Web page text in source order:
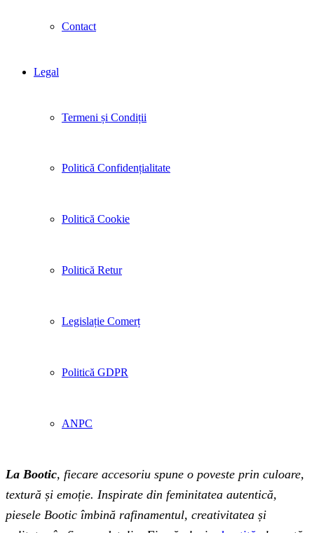
Contact
Legal
Termeni și Condiții
Politică Confidențialitate
Politică Cookie
Politică Retur
Legislație Comerț
Politică GDPR
ANPC
La Bootic, fiecare accesoriu spune o poveste prin culoare,
textură și emoție. Inspirate din feminitatea autentică,
piesele Bootic îmbină rafinamentul, creativitatea și